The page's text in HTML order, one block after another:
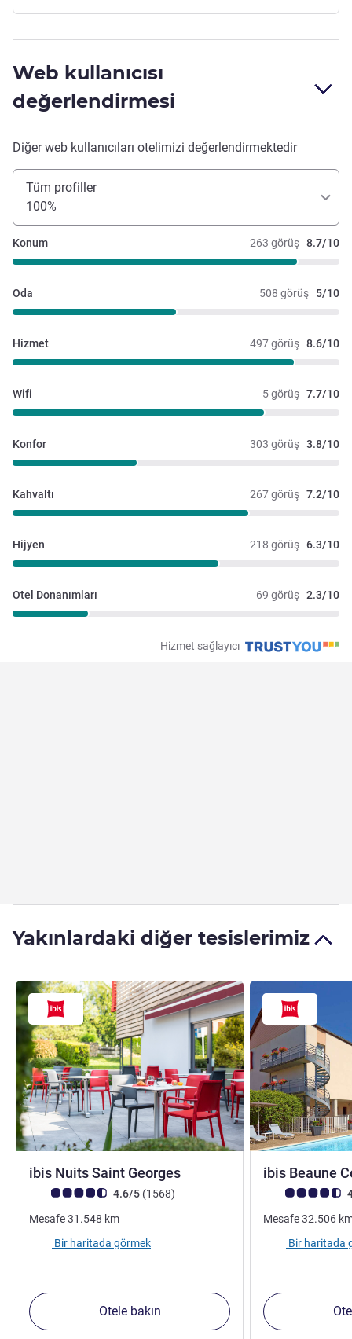
Web kullanıcısı
değerlendirmesi
Diğer web kullanıcıları otelimizi değerlendirmektedir
Tüm profiller
100%
263 görüş 8.7/10
Konum
508 görüş 5/10
Oda
497 görüş 8.6/10
Hizmet
5 görüş 7.7/10
Wifi
303 görüş 3.8/10
Konfor
267 görüş 7.2/10
Kahvaltı
218 görüş 6.3/10
Hijyen
69 görüş 2.3/10
Otel Donanımları
Hizmet sağlayıcı
Yakınlardaki diğer tesislerimiz
ibis Nuits Saint Georges
Avis müşterileri puanı (ALL Puanlama)
4.6/5 (1568görüş
)
Mesafe31.548 km
Bir haritada görmek
Otele bakın
ibis Beaune
Avis müşterileri
Mesafe32.506
Bir haritada